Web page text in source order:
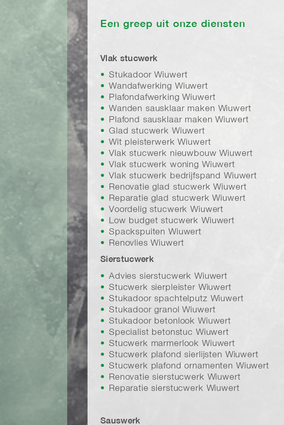
Een greep uit onze diensten
Vlak stucwerk
Stukadoor Wiuwert
Wandafwerking Wiuwert
Plafondafwerking Wiuwert
Wanden sausklaar maken Wiuwert
Plafond sausklaar maken Wiuwert
Glad stucwerk Wiuwert
Wit pleisterwerk Wiuwert
Vlak stucwerk nieuwbouw Wiuwert
Vlak stucwerk woning Wiuwert
Vlak stucwerk bedrijfspand Wiuwert
Renovatie glad stucwerk Wiuwert
Reparatie glad stucwerk Wiuwert
Voordelig stucwerk Wiuwert
Low budget stucwerk Wiuwert
Spackspuiten Wiuwert
Renovlies Wiuwert
Sierstucwerk
Advies sierstucwerk Wiuwert
Stucwerk sierpleister Wiuwert
Stukadoor spachtelputz Wiuwert
Stukadoor granol Wiuwert
Stukadoor betonlook Wiuwert
Specialist betonstuc Wiuwert
Stucwerk marmerlook Wiuwert
Stucwerk plafond sierlijsten Wiuwert
Stucwerk plafond ornamenten Wiuwert
Renovatie sierstucwerk Wiuwert
Reparatie sierstucwerk Wiuwert
Sauswerk